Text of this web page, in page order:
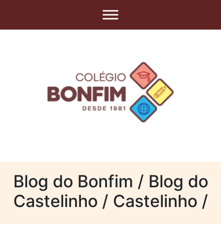
Blog do Bonfim / Blog do
Castelinho / Castelinho /